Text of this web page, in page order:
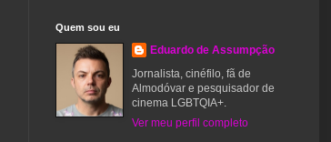
Quem sou eu
Eduardo de Assumpção
Jornalista, cinéfilo, fã de
Almodóvar e pesquisador de
cinema LGBTQIA+.
Ver meu perfil completo